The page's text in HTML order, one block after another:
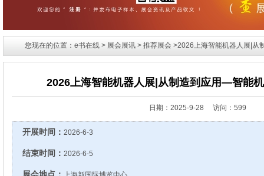
您现在的位置：e书在线 > 展会展讯 > 推荐展会 >2026上海智能机器人展|从
2026上海智能机器人展|从制造到应用—智能
日期： 2025-9-28 访问：599
开展时间： 2026-6-3
结束时间： 2026-6-5